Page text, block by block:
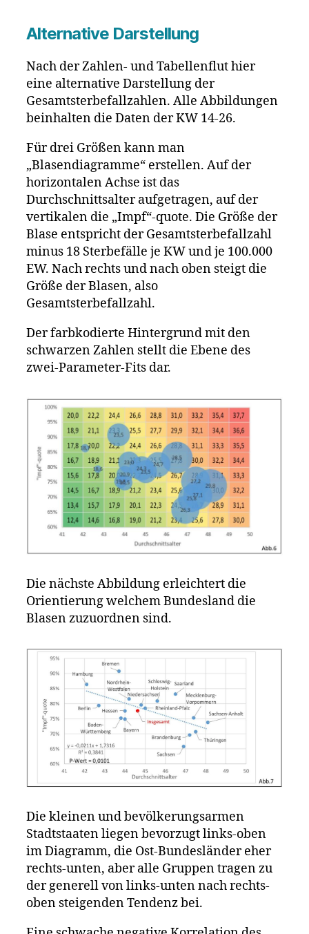
Alternative Darstellung
Nach der Zahlen- und Tabellenflut hier
eine alternative Darstellung der
Gesamtsterbefallzahlen. Alle Abbildungen
beinhalten die Daten der KW 14-26.
Für drei Größen kann man
„Blasendiagramme“ erstellen. Auf der
horizontalen Achse ist das
Durchschnittsalter aufgetragen, auf der
vertikalen die „Impf“-quote. Die Größe der
Blase entspricht der Gesamtsterbefallzahl
minus 18 Sterbefälle je KW und je 100.000
EW. Nach rechts und nach oben steigt die
Größe der Blasen, also
Gesamtsterbefallzahl.
Der farbkodierte Hintergrund mit den
schwarzen Zahlen stellt die Ebene des
zwei-Parameter-Fits dar.
Die nächste Abbildung erleichtert die
Orientierung welchem Bundesland die
Blasen zuzuordnen sind.
Die kleinen und bevölkerungsarmen
Stadtstaaten liegen bevorzugt links-oben
im Diagramm, die Ost-Bundesländer eher
rechts-unten, aber alle Gruppen tragen zu
der generell von links-unten nach rechts-
oben steigenden Tendenz bei.